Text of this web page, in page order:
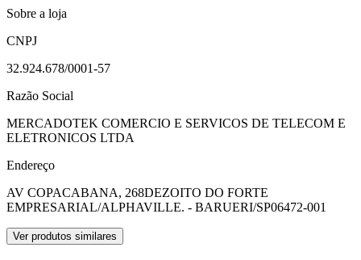
Sobre a loja
CNPJ
32.924.678/0001-57
Razão Social
MERCADOTEK COMERCIO E SERVICOS DE TELECOM E
ELETRONICOS LTDA
Endereço
AV COPACABANA, 268DEZOITO DO FORTE
EMPRESARIAL/ALPHAVILLE. - BARUERI/SP06472-001
Ver produtos similares